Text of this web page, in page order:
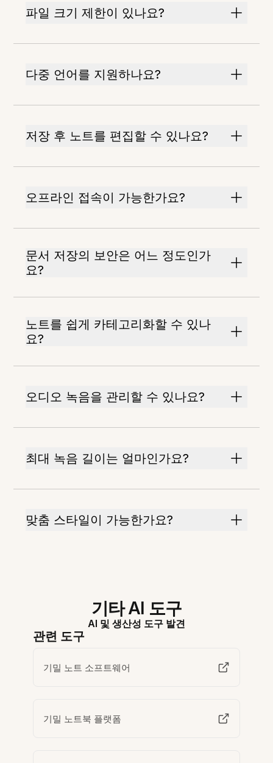
파일 크기 제한이 있나요?
다중 언어를 지원하나요?
저장 후 노트를 편집할 수 있나요?
오프라인 접속이 가능한가요?
문서 저장의 보안은 어느 정도인가
요?
노트를 쉽게 카테고리화할 수 있나
요?
오디오 녹음을 관리할 수 있나요?
최대 녹음 길이는 얼마인가요?
맞춤 스타일이 가능한가요?
기타 AI 도구
AI 및 생산성 도구 발견
관련 도구
기밀 노트 소프트웨어
기밀 노트북 플랫폼